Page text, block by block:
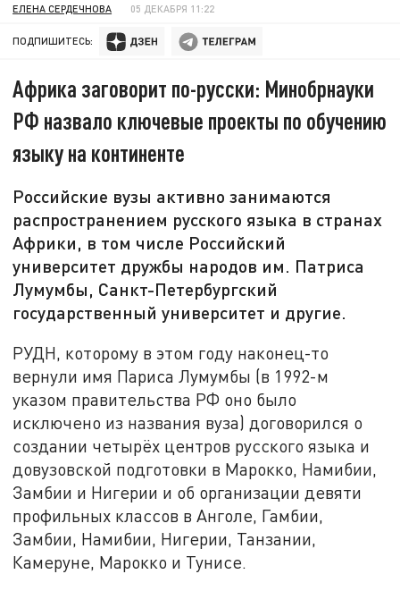
ЕЛЕНА СЕРДЕЧНОВА 05 ДЕКАБРЯ 11:22
ПОДПИШИТЕСЬ:
Африка заговорит по-русски: Минобрнауки
РФ назвало ключевые проекты по обучению
языку на континенте
Российские вузы активно занимаются
распространением русского языка в странах
Африки, в том числе Российский
университет дружбы народов им. Патриса
Лумумбы, Санкт-Петербургский
государственный университет и другие.
РУДН, которому в этом году наконец-то
вернули имя Париса Лумумбы (в 1992-м
указом правительства РФ оно было
исключено из названия вуза) договорился о
создании четырёх центров русского языка и
довузовской подготовки в Марокко, Намибии,
Замбии и Нигерии и об организации девяти
профильных классов в Анголе, Гамбии,
Замбии, Намибии, Нигерии, Танзании,
Камеруне, Марокко и Тунисе.